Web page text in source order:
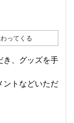
ってくる
き、グッズを手
ントなどいただ